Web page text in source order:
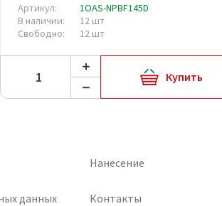
Артикул:
1OAS-NPBF145D
В наличии:
12 шт
Свободно:
12 шт
Купить
Нанесение
данных Контакты